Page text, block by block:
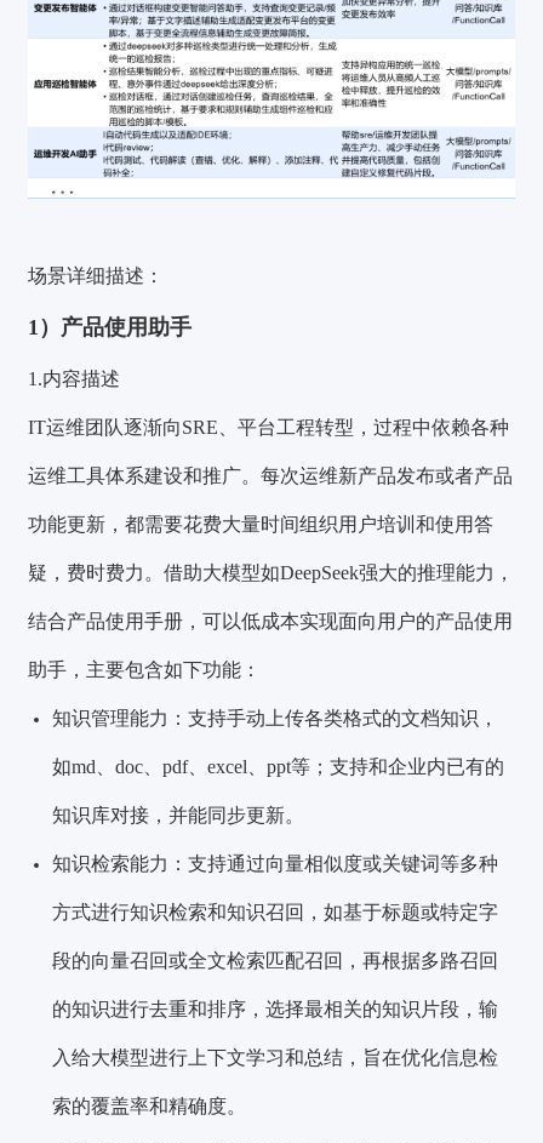
场景详细描述：
1）产品使用助手
1.内容描述
IT运维团队逐渐向SRE、平台工程转型，过程中依赖各种
运维工具体系建设和推广。每次运维新产品发布或者产品
功能更新，都需要花费大量时间组织用户培训和使用答
疑，费时费力。借助大模型如DeepSeek强大的推理能力，
结合产品使用手册，可以低成本实现面向用户的产品使用
助手，主要包含如下功能：
知识管理能力：支持手动上传各类格式的文档知识，
如md、doc、pdf、excel、ppt等；支持和企业内已有的
知识库对接，并能同步更新。
知识检索能力：支持通过向量相似度或关键词等多种
方式进行知识检索和知识召回，如基于标题或特定字
段的向量召回或全文检索匹配召回，再根据多路召回
的知识进行去重和排序，选择最相关的知识片段，输
入给大模型进行上下文学习和总结，旨在优化信息检
索的覆盖率和精确度。